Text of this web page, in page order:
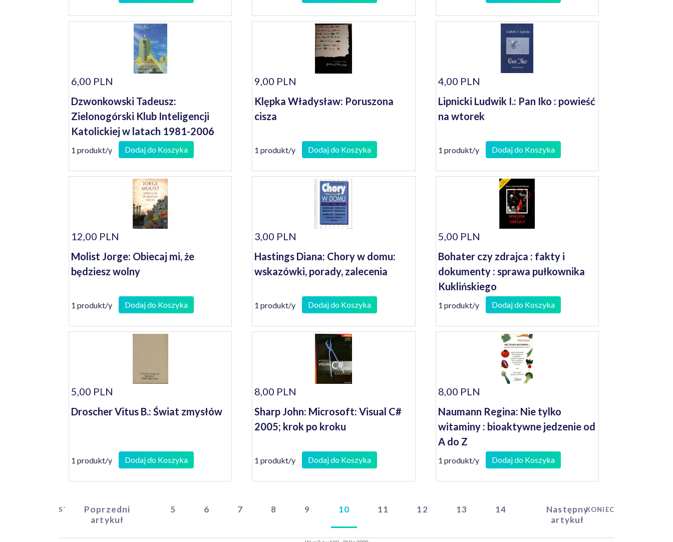
6,00 PLN
Dzwonkowski Tadeusz:
Zielonogórski Klub Inteligencji
Katolickiej w latach 1981-2006
1 produkt/y Dodaj do Koszyka
9,00 PLN
Klępka Władysław: Poruszona
cisza
1 produkt/y Dodaj do Koszyka
4,00 PLN
Lipnicki Ludwik I.: Pan Iko : powieść
na wtorek
1 produkt/y Dodaj do Koszyka
12,00 PLN
Molist Jorge: Obiecaj mi, że
będziesz wolny
1 produkt/y Dodaj do Koszyka
3,00 PLN
Hastings Diana: Chory w domu:
wskazówki, porady, zalecenia
1 produkt/y Dodaj do Koszyka
5,00 PLN
Bohater czy zdrajca : fakty i
dokumenty : sprawa pułkownika
Kuklińskiego
1 produkt/y Dodaj do Koszyka
5,00 PLN
Droscher Vitus B.: Świat zmysłów
1 produkt/y Dodaj do Koszyka
8,00 PLN
Sharp John: Microsoft: Visual C#
2005; krok po kroku
1 produkt/y Dodaj do Koszyka
8,00 PLN
Naumann Regina: Nie tylko
witaminy : bioaktywne jedzenie od
A do Z
1 produkt/y Dodaj do Koszyka
START
Poprzedni
artykuł
5 6 7 8 9 10 11 12 13 14
Następny
artykuł
KONIEC